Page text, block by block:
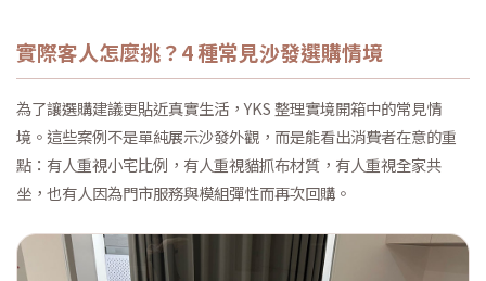
實際客人怎麼挑？4 種常見沙發選購情境
為了讓選購建議更貼近真實生活，YKS 整理實境開箱中的常見情
境。這些案例不是單純展示沙發外觀，而是能看出消費者在意的重
點：有人重視小宅比例，有人重視貓抓布材質，有人重視全家共
坐，也有人因為門市服務與模組彈性而再次回購。